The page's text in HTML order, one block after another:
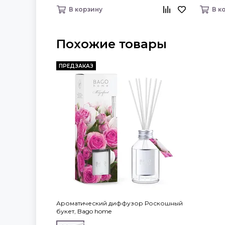
В корзину В
Похожие товары
ПРЕДЗАКАЗ
Ароматический диффузор Роскошный
букет, Bago home